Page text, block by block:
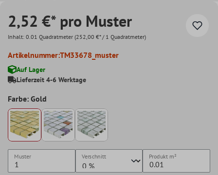
2,52 €* pro Muster
Inhalt: 0.01 Quadratmeter (252,00 €* / 1 Quadratmeter)
Artikelnummer:TM33678_muster
Auf Lager
Lieferzeit 4-6 Werktage
Farbe: Gold
Muster Verschnitt Produkt m²